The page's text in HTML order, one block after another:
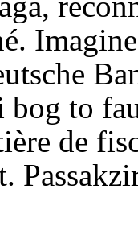
bog to
de